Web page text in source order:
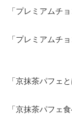
「プレミアムチ
「プレミアムチ
「京抹茶パフェと
「京抹茶パフェ